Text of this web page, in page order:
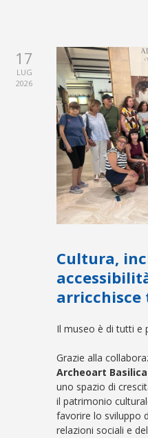
17
LUG
2026
Cultura,
Il museo è di tutti e
Grazie alla
Archeoart
uno spazio di
il patrimonio
favorire lo sviluppo
relazioni sociali e